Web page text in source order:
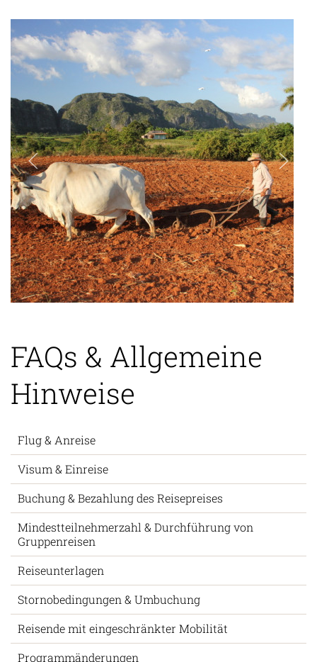
FAQs & Allgemeine
Hinweise
Flug & Anreise
Visum & Einreise
Buchung & Bezahlung des Reisepreises
Mindestteilnehmerzahl & Durchführung von
Gruppenreisen
Reiseunterlagen
Stornobedingungen & Umbuchung
Reisende mit eingeschränkter Mobilität
Programmänderungen